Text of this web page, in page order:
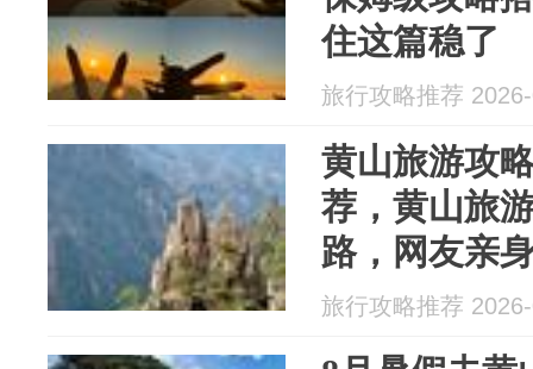
住这篇稳了
旅行攻略推荐
黄山旅游攻
荐，黄山旅
路，网友亲
旅行攻略推荐